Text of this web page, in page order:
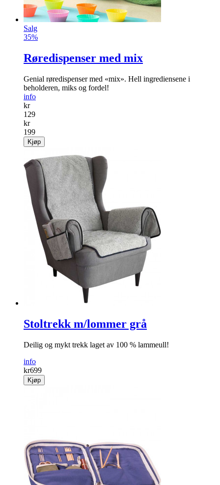
Salg
35%
Røredispenser med mix
Genial røredispenser med «mix». Hell ingrediensene i
beholderen, miks og fordel!
info
kr
129
kr
199
Kjøp
Stoltrekk m/lommer grå
Deilig og mykt trekk laget av 100 % lammeull!
info
kr699
Kjøp